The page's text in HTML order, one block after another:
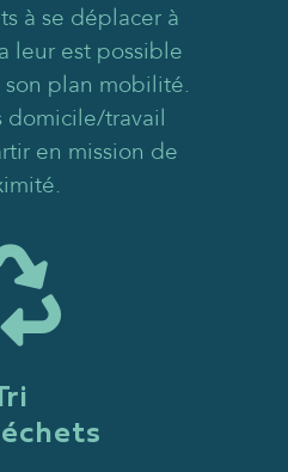
à se déplacer à
leur est possible
plan mobilité.
domicile/travail
en mission de